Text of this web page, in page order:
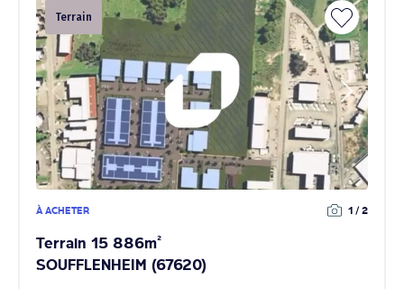
Terrain
À ACHETER 1 / 2
Terrain 15 886m²
SOUFFLENHEIM (67620)